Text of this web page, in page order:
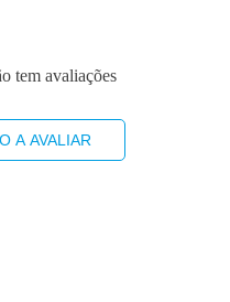
tem avaliações
A AVALIAR